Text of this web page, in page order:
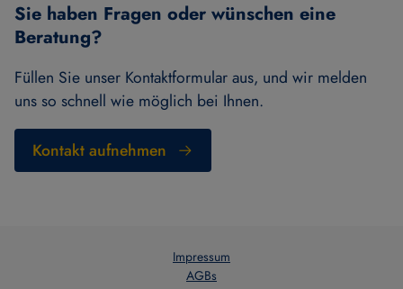
Sie haben Fragen oder wünschen eine
Beratung?
Füllen Sie unser Kontaktformular aus, und wir melden
uns so schnell wie möglich bei Ihnen.
Kontakt aufnehmen
Impressum
AGBs